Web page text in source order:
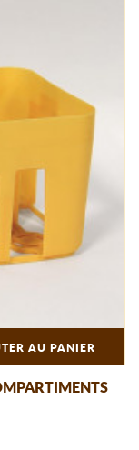
AU PANIER